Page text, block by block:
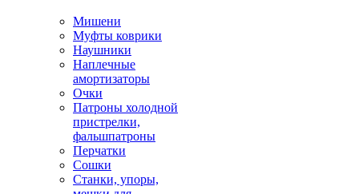
Мишени
Муфты коврики
Наушники
Наплечные
амортизаторы
Очки
Патроны холодной
пристрелки,
фальшпатроны
Перчатки
Сошки
Станки, упоры,